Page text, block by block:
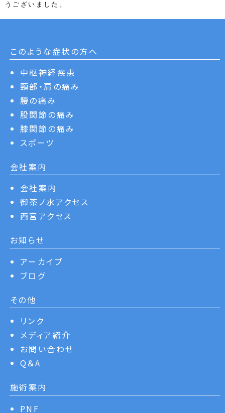
うございました。
このような症状の方へ
中枢神経疾患
頸部・肩の痛み
腰の痛み
股関節の痛み
膝関節の痛み
スポーツ
会社案内
会社案内
御茶ノ水アクセス
西宮アクセス
お知らせ
アーカイブ
ブログ
その他
リンク
メディア紹介
お問い合わせ
Q＆A
施術案内
PNF